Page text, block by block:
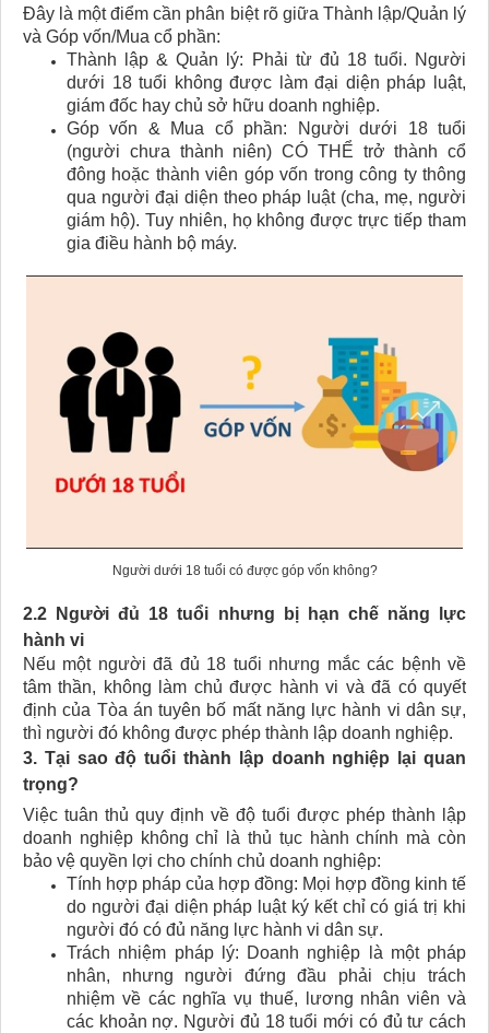
Đây là một điểm cần phân biệt rõ giữa Thành lập/Quản lý
và Góp vốn/Mua cổ phần:
Thành lập & Quản lý: Phải từ đủ 18 tuổi. Người
dưới 18 tuổi không được làm đại diện pháp luật,
giám đốc hay chủ sở hữu doanh nghiệp.
Góp vốn & Mua cổ phần: Người dưới 18 tuổi
(người chưa thành niên) CÓ THỂ trở thành cổ
đông hoặc thành viên góp vốn trong công ty thông
qua người đại diện theo pháp luật (cha, mẹ, người
giám hộ). Tuy nhiên, họ không được trực tiếp tham
gia điều hành bộ máy.
Người dưới 18 tuổi có được góp vốn không?
2.2 Người đủ 18 tuổi nhưng bị hạn chế năng lực
hành vi
Nếu một người đã đủ 18 tuổi nhưng mắc các bệnh về
tâm thần, không làm chủ được hành vi và đã có quyết
định của Tòa án tuyên bố mất năng lực hành vi dân sự,
thì người đó không được phép thành lập doanh nghiệp.
3. Tại sao độ tuổi thành lập doanh nghiệp lại quan
trọng?
Việc tuân thủ quy định về độ tuổi được phép thành lập
doanh nghiệp không chỉ là thủ tục hành chính mà còn
bảo vệ quyền lợi cho chính chủ doanh nghiệp:
Tính hợp pháp của hợp đồng: Mọi hợp đồng kinh tế
do người đại diện pháp luật ký kết chỉ có giá trị khi
người đó có đủ năng lực hành vi dân sự.
Trách nhiệm pháp lý: Doanh nghiệp là một pháp
nhân, nhưng người đứng đầu phải chịu trách
nhiệm về các nghĩa vụ thuế, lương nhân viên và
các khoản nợ. Người đủ 18 tuổi mới có đủ tư cách